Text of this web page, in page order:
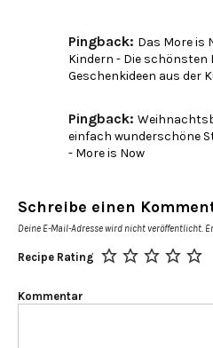
Pingback: Das More is
Kindern - Die schönsten
Geschenkideen aus der
Pingback:
einfach wunderschöne
- More is Now
Schreibe einen
Deine E-Mail-Adresse wird nicht veröffentlicht.
Recipe Rating
Kommentar